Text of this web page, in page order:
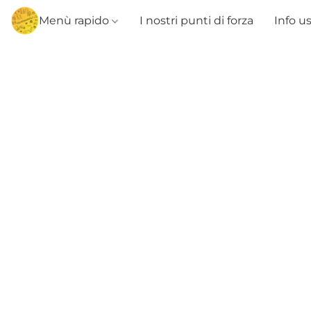
Menù rapido I nostri punti di forza Info